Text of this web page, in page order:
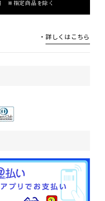
※指定商品を除く
詳しくはこちら